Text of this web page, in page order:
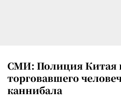
СМИ: Полиция Китая
торговавшего
каннибала